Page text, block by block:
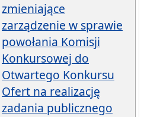
zmieniające
zarządzenie w sprawie
powołania Komisji
Konkursowej do
Otwartego Konkursu
Ofert na realizację
zadania publicznego